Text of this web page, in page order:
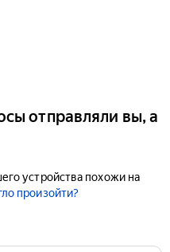
отправляли вы, а
устройства похожи на
произойти?